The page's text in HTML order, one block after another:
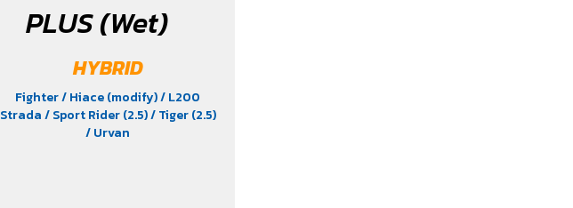
PLUS (Wet)
HYBRID
Fighter/ Hiace (modify)/ L200
Strada/ Sport Rider (2.5)/ Tiger (2.5)
/ Urvan